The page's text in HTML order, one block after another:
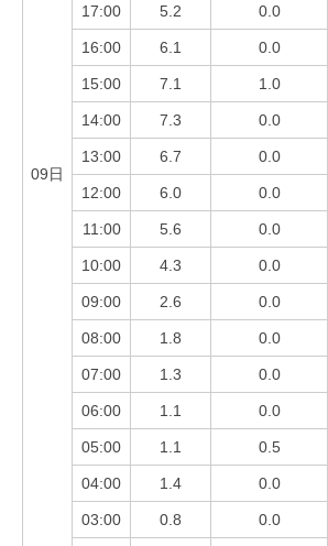
09日
17:00 5.2 0.0
16:00 6.1 0.0
15:00 7.1 1.0
14:00 7.3 0.0
13:00 6.7 0.0
12:00 6.0 0.0
11:00 5.6 0.0
10:00 4.3 0.0
09:00 2.6 0.0
08:00 1.8 0.0
07:00 1.3 0.0
06:00 1.1 0.0
05:00 1.1 0.5
04:00 1.4 0.0
03:00 0.8 0.0